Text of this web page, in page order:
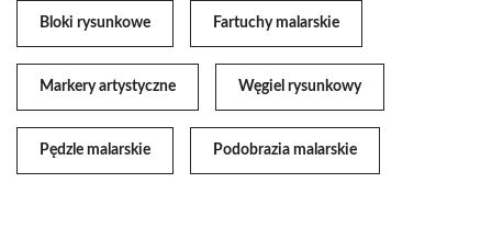
Bloki rysunkowe Fartuchy malarskie
Markery artystyczne Węgiel rysunkowy
Pędzle malarskie Podobrazia malarskie